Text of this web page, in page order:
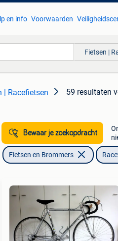
en info Voorwaarden
Fietsen |
| Racefietsen 59 resultaten
Bewaar je zoekopdracht
Fietsen en Brommers